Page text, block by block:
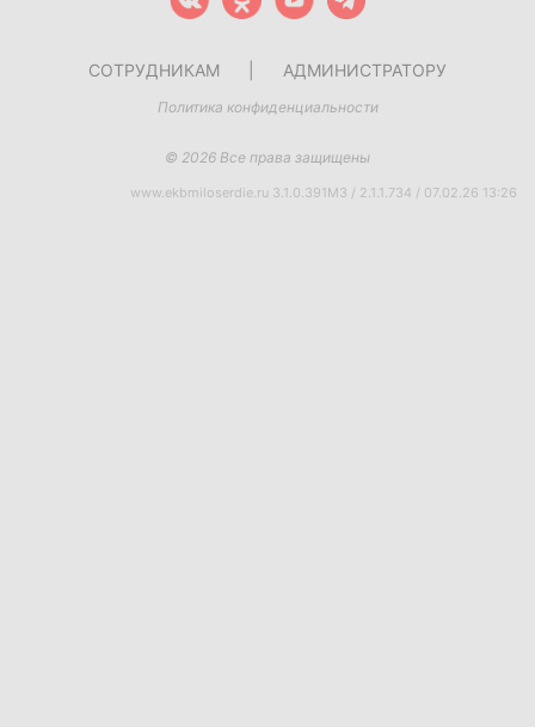
СОТРУДНИКАМ АДМИНИСТРАТОРУ
Политика конфиденциальности
© 2026 Все права защищены
www.ekbmiloserdie.ru 3.1.0.391M3 / 2.1.1.734 / 07.02.26 13:26